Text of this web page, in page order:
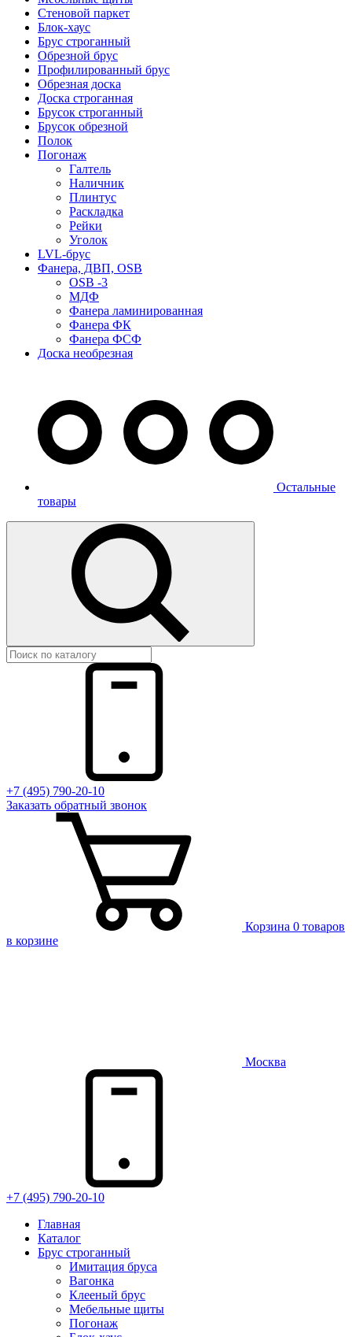
Стеновой паркет
Блок-хаус
Брус строганный
Обрезной брус
Профилированный брус
Обрезная доска
Доска строганная
Брусок строганный
Брусок обрезной
Полок
Погонаж
Галтель
Наличник
Плинтус
Раскладка
Рейки
Уголок
LVL-брус
Фанера, ДВП, OSB
OSB -3
МДФ
Фанера ламинированная
Фанера ФК
Фанера ФСФ
Доска необрезная
Остальные
товары
+7 (495) 790-20-10
Заказать обратный звонок
Корзина 0 товаров
в корзине
Москва
+7 (495) 790-20-10
Главная
Каталог
Брус строганный
Имитация бруса
Вагонка
Клееный брус
Мебельные щиты
Погонаж